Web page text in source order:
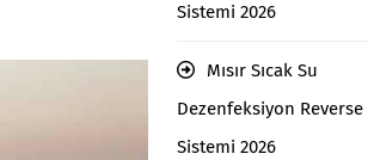
Sistemi 2026
Mısır Sıcak Su
Dezenfeksiyon
Sistemi 2026